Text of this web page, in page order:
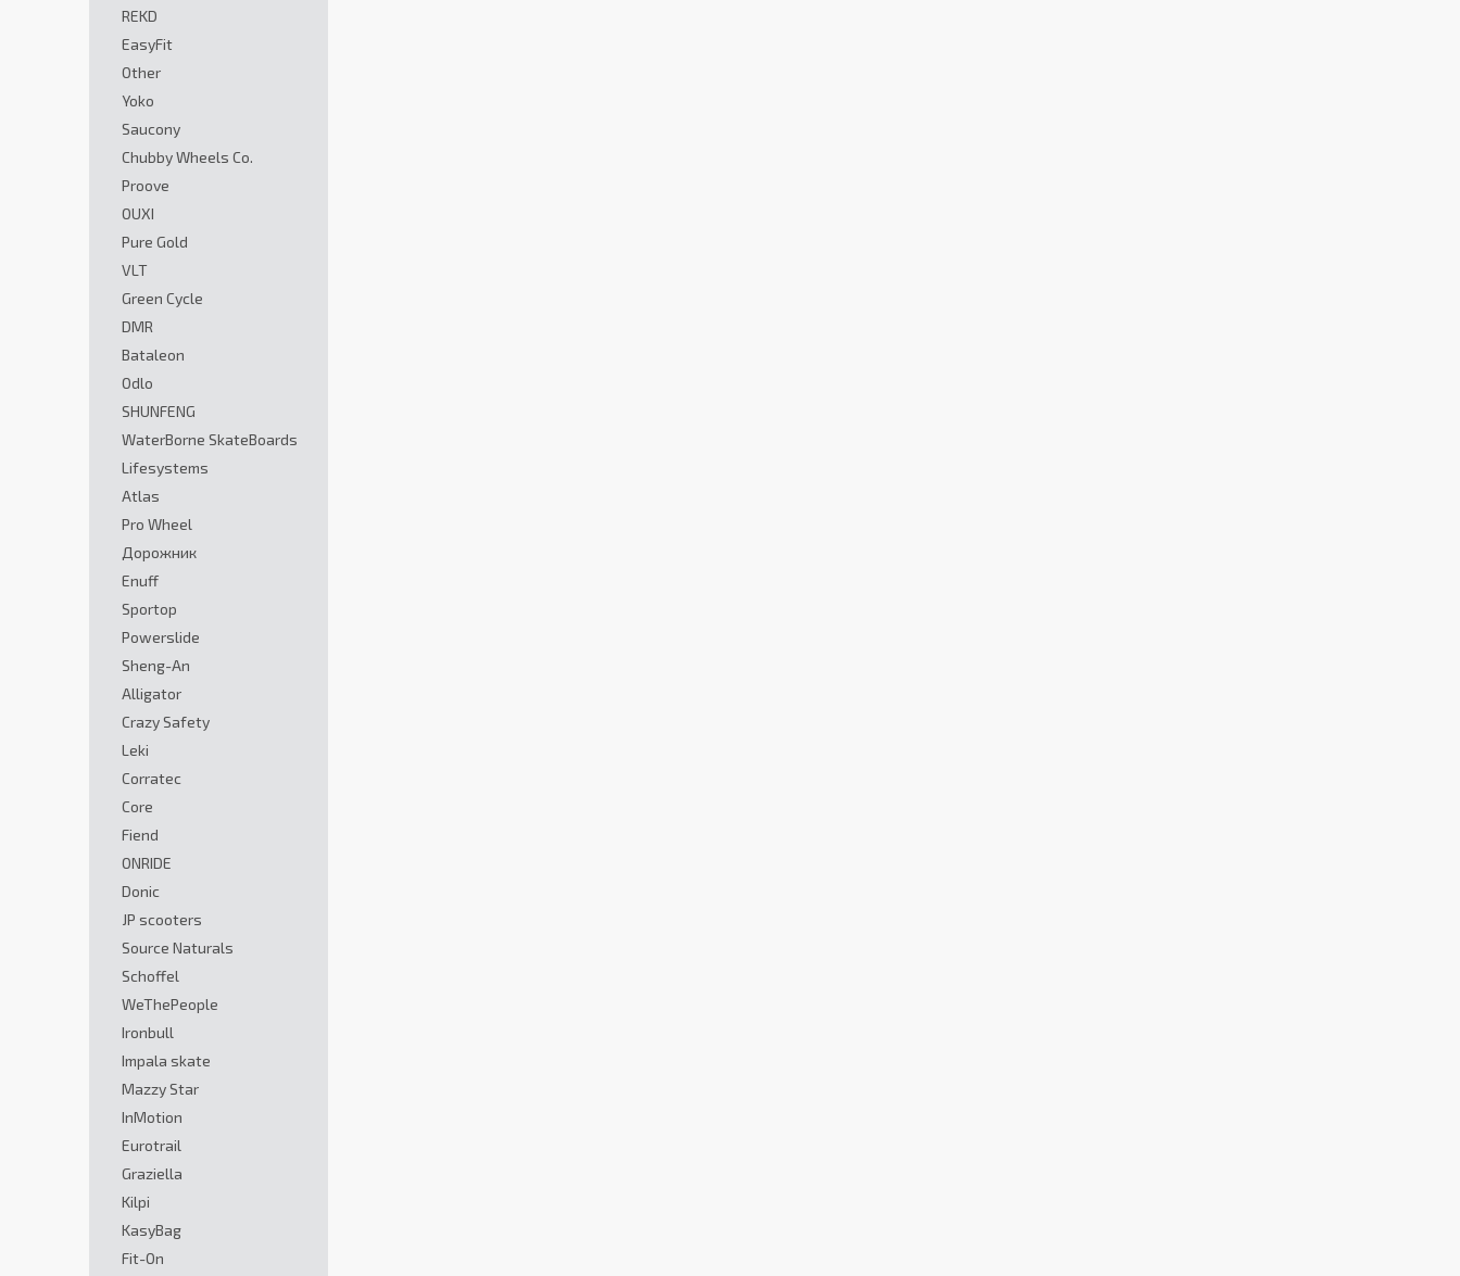
REKD
EasyFit
Other
Yoko
Saucony
Chubby Wheels Co.
Proove
OUXI
Pure Gold
VLT
Green Cycle
DMR
Bataleon
Odlo
SHUNFENG
WaterBorne SkateBoards
Lifesystems
Atlas
Pro Wheel
Дорожник
Enuff
Sportop
Powerslide
Sheng-An
Alligator
Crazy Safety
Leki
Corratec
Core
Fiend
ONRIDE
Donic
JP scooters
Source Naturals
Schoffel
WeThePeople
Ironbull
Impala skate
Mazzy Star
InMotion
Eurotrail
Graziella
Kilpi
KasyBag
Fit-On